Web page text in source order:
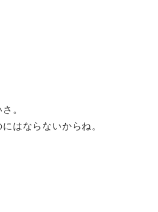
。
はならないからね。